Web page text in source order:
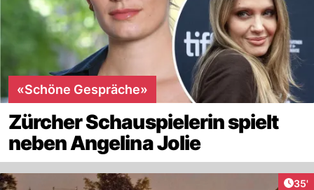
«Schöne Gespräche»
Zürcher Schauspielerin spielt
neben Angelina Jolie
35'